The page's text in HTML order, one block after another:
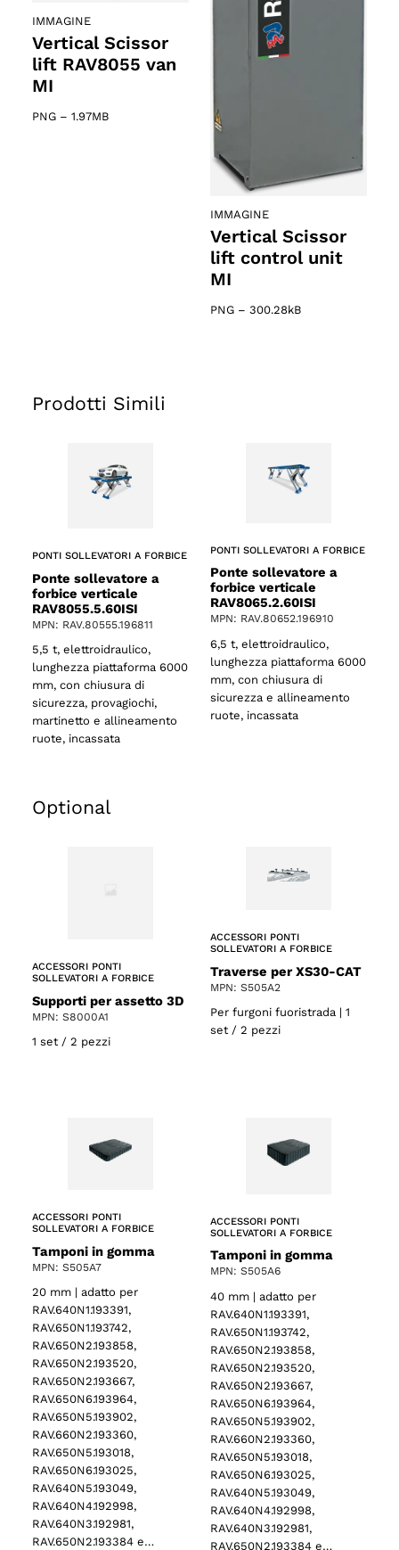
IMMAGINE
Vertical Scissor
lift RAV8055 van
MI
PNG – 1.97MB
IMMAGINE
Vertical Scissor
lift control unit
MI
PNG – 300.28kB
Prodotti Simili
PONTI SOLLEVATORI A FORBICE
Ponte sollevatore a
forbice verticale
RAV8055.5.60ISI
MPN: RAV.80555.196811
5,5 t, elettroidraulico,
lunghezza piattaforma 6000
mm, con chiusura di
sicurezza, provagiochi,
martinetto e allineamento
ruote, incassata
PONTI SOLLEVATORI A FORBICE
Ponte sollevatore a
forbice verticale
RAV8065.2.60ISI
MPN: RAV.80652.196910
6,5 t, elettroidraulico,
lunghezza piattaforma 6000
mm, con chiusura di
sicurezza e allineamento
ruote, incassata
Optional
ACCESSORI PONTI
SOLLEVATORI A FORBICE
Supporti per assetto 3D
MPN: S8000A1
1 set / 2 pezzi
ACCESSORI PONTI
SOLLEVATORI A FORBICE
Traverse per XS30-CAT
MPN: S505A2
Per furgoni fuoristrada | 1
set / 2 pezzi
ACCESSORI PONTI
SOLLEVATORI A FORBICE
Tamponi in gomma
MPN: S505A7
20 mm | adatto per
RAV.640N1.193391,
RAV.650N1.193742,
RAV.650N2.193858,
RAV.650N2.193520,
RAV.650N2.193667,
RAV.650N6.193964,
RAV.650N5.193902,
RAV.660N2.193360,
RAV.650N5.193018,
RAV.650N6.193025,
RAV.640N5.193049,
RAV.640N4.192998,
RAV.640N3.192981,
RAV.650N2.193384 e…
ACCESSORI PONTI
SOLLEVATORI A FORBICE
Tamponi in gomma
MPN: S505A6
40 mm | adatto per
RAV.640N1.193391,
RAV.650N1.193742,
RAV.650N2.193858,
RAV.650N2.193520,
RAV.650N2.193667,
RAV.650N6.193964,
RAV.650N5.193902,
RAV.660N2.193360,
RAV.650N5.193018,
RAV.650N6.193025,
RAV.640N5.193049,
RAV.640N4.192998,
RAV.640N3.192981,
RAV.650N2.193384 e…